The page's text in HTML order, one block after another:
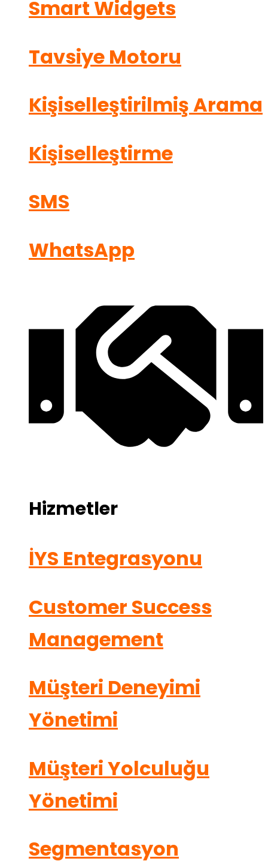
Smart Widgets
Tavsiye Motoru
Kişiselleştirilmiş Arama
Kişiselleştirme
SMS
WhatsApp
Hizmetler
İYS Entegrasyonu
Customer Success
Management
Müşteri Deneyimi
Yönetimi
Müşteri Yolculuğu
Yönetimi
Segmentasyon